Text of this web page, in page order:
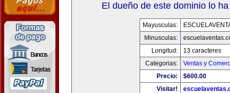
El dueño de este dominio lo
Mayusculas:
Minusculas:
Longitud:
13 caracteres
Categorias:
Ventas y
Precio:
$600.00
Visitar!